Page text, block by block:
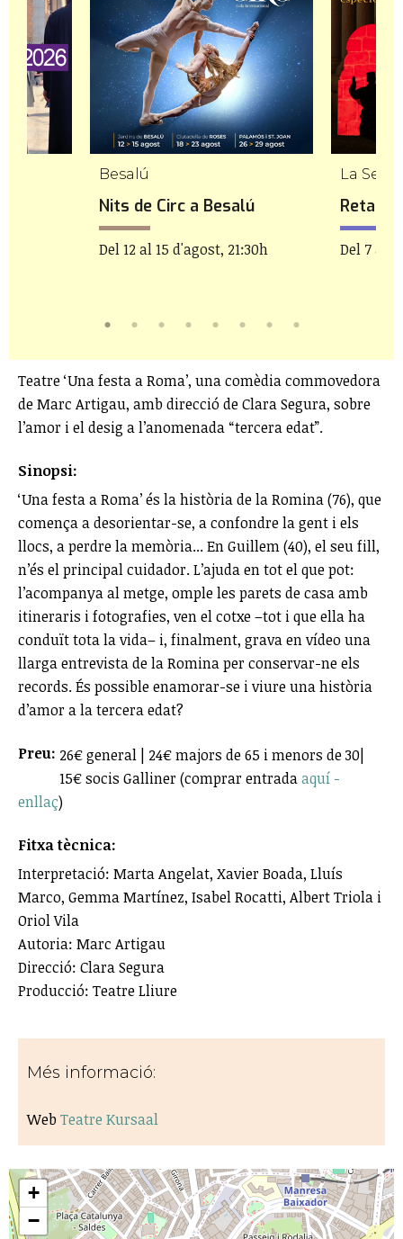
Besalú
Nits de Circ a Besalú
Del 12 al 15 d'agost, 21:30h
La Seu
Del 7 al
Teatre ‘Una festa a Roma’, una comèdia commovedora
de Marc Artigau, amb direcció de Clara Segura, sobre
l’amor i el desig a l’anomenada “tercera edat”.
Sinopsi:
‘Una festa a Roma’ és la història de la Romina (76), que
comença a desorientar-se, a confondre la gent i els
llocs, a perdre la memòria... En Guillem (40), el seu fill,
n’és el principal cuidador. L’ajuda en tot el que pot:
l’acompanya al metge, omple les parets de casa amb
itineraris i fotografies, ven el cotxe –tot i que ella ha
conduït tota la vida– i, finalment, grava en vídeo una
llarga entrevista de la Romina per conservar-ne els
records. És possible enamorar-se i viure una història
d’amor a la tercera edat?
Preu: 26€ general | 24€ majors de 65 i menors de 30|
15€ socis Galliner (comprar entradaaquí -
enllaç)
Fitxa tècnica:
Interpretació: Marta Angelat, Xavier Boada, Lluís
Marco, Gemma Martínez, Isabel Rocatti, Albert Triola i
Oriol Vila
Autoria: Marc Artigau
Direcció: Clara Segura
Producció: Teatre Lliure
Més informació:
WebTeatre Kursaal
+
−